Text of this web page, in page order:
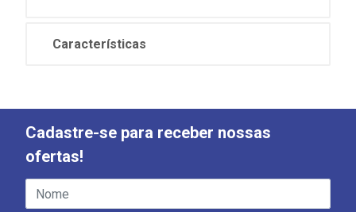
Características
Cadastre-se para receber nossas
ofertas!